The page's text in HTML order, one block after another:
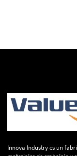
Innova Industry es un